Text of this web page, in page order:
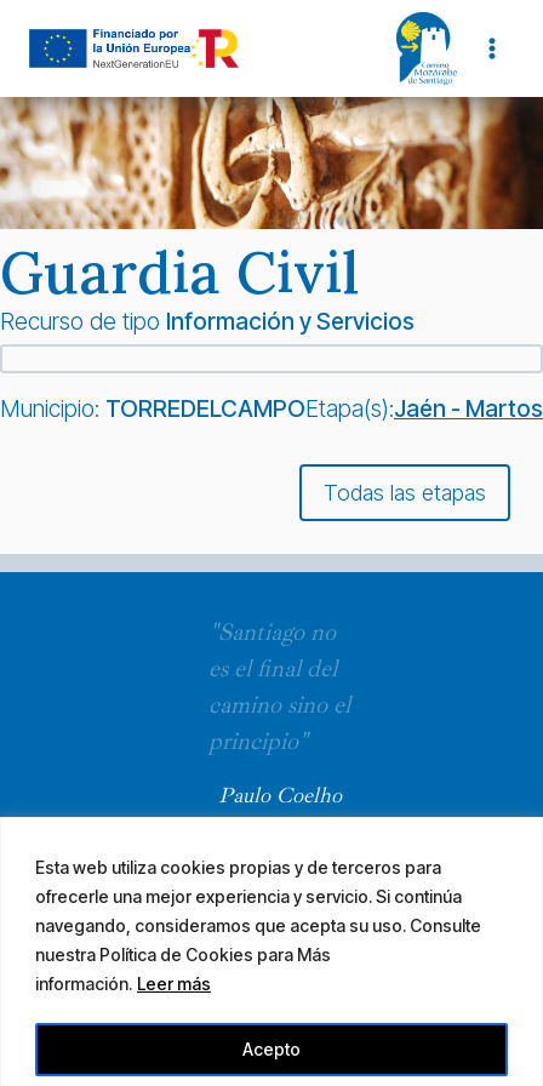
Esta web utiliza cookies propias y de terceros para
ofrecerle una mejor experiencia y servicio. Si continúa
navegando, consideramos que acepta su uso. Consulte
nuestra Política de Cookies para Más
información. Leer más
Acepto
Guardia Civil
Recurso de tipo Información y Servicios
Municipio: TORREDELCAMPOEtapa(s):Jaén - Martos
Todas las etapas
"Santiago no
es el final del
camino sino el
principio"
Paulo Coelho
© 2026 El Camino Mozárabe de Santiago · diseña
Accesibilidad